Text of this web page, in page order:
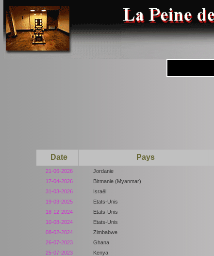
Date Pays
21-06-2026 Jordanie
17-04-2026
Birmanie (Myanmar)
31-03-2026
Israël
19-03-2025
Etats-Unis
18-12-2024
Etats-Unis
10-08-2024
Etats-Unis
08-02-2024
Zimbabwe
26-07-2023
Ghana
25-07-2023
Kenya